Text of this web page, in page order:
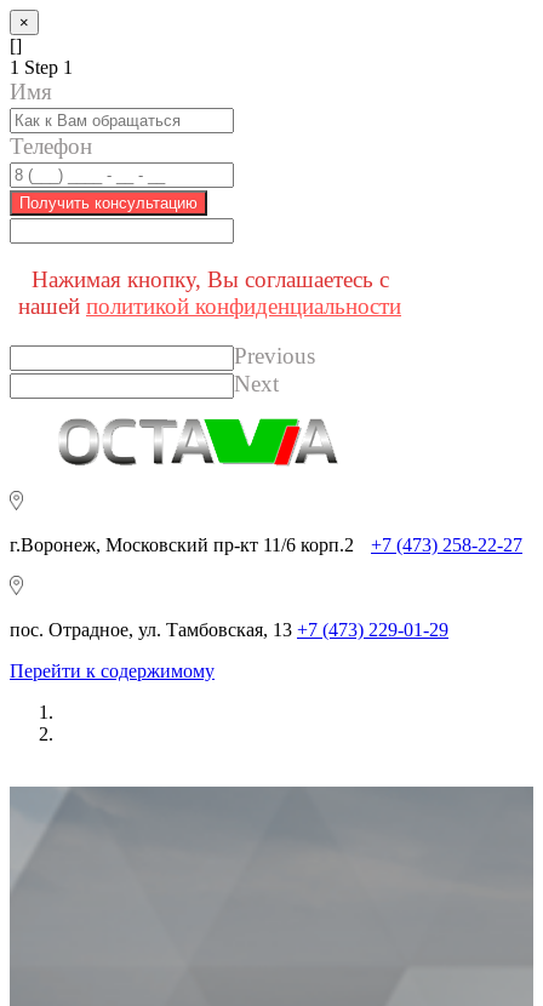
×
[]
1 Step 1
Имя
Телефон
Получить консультацию
Нажимая кнопку, Вы соглашаетесь с
нашей политикой конфиденциальности
Previous
Next
г.Воронеж, Московский пр-кт 11/6 корп.2 +7 (473) 258-22-27
пос. Отрадное, ул. Тамбовская, 13 +7 (473) 229-01-29
Перейти к содержимому